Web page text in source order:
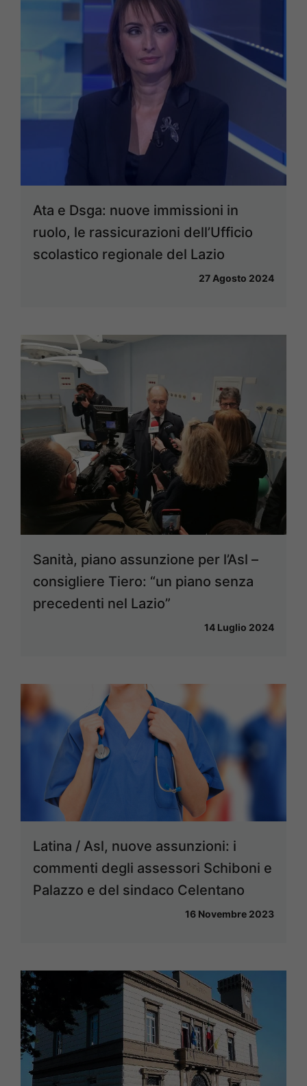
Ata e Dsga: nuove immissioni in
ruolo, le rassicurazioni dell’Ufficio
scolastico regionale del Lazio
27 Agosto 2024
Sanità, piano assunzione per l’Asl –
consigliere Tiero: “un piano senza
precedenti nel Lazio”
14 Luglio 2024
Latina / Asl, nuove assunzioni: i
commenti degli assessori Schiboni e
Palazzo e del sindaco Celentano
16 Novembre 2023